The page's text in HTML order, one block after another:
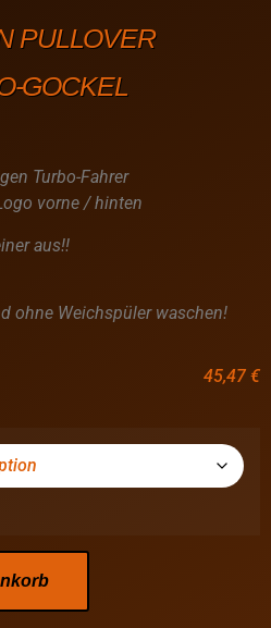
PULLOVER
GOCKEL
Turbo-Fahrer
vorne / hinten
aus!!
ohne Weichspüler waschen!
45,47 €